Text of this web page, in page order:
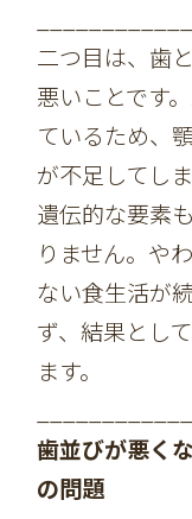
二つ目は、歯
悪いことです
ているため、
が不足してし
遺伝的な要素
りません。や
ない食生活が
ず、結果とし
ます。
歯並びが悪く
の問題